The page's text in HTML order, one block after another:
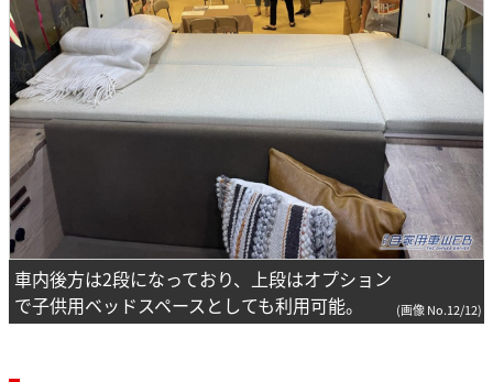
車内後方は2段になっており、上段はオプション
で子供用ベッドスペースとしても利用可能。
(画像 No.12/12)